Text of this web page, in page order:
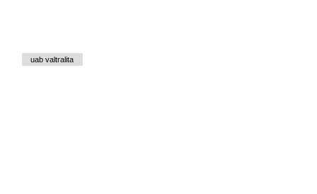
uab valtralita